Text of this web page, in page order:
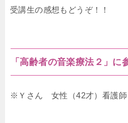
受講生の感想もどうぞ！！
「高齢者の音楽療法２」に
※Ｙさん 女性（42才）看護師